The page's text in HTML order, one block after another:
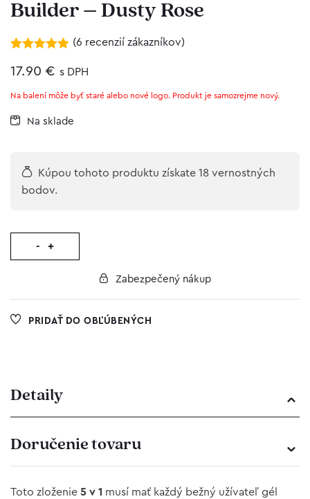
Builder – Dusty Rose
5.00z 5 na
zákazníckych
(6 recenzií zákazníkov)
17.90 € s DPH
Na balení môže byť staré alebo nové logo. Produkt je samozrejme nový.
Na sklade
Kúpou tohoto produktu získate 18 vernostných
bodov.
- +
Zabezpečený nákup
PRIDAŤ DO OBĽÚBENÝCH
Detaily
Doručenie tovaru
Toto zloženie 5 v 1 musí mať každý bežný užívateľ gél